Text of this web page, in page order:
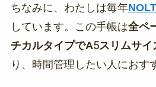
ちなみに、わたしは毎年
しています。この手帳は全ペ
チカルタイプでA5スリムサイ
り、時間管理したい人におす